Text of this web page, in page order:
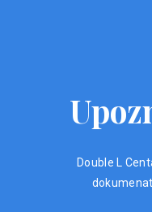
Double L